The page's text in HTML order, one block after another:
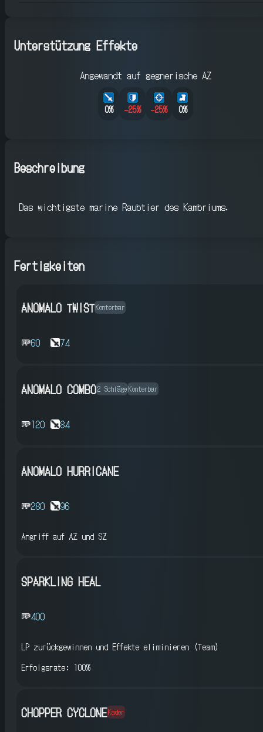
Unterstützung Effekte
Angewandt auf gegnerische AZ
0% -25% -25% 0%
Beschreibung
Das wichtigste marine Raubtier des Kambriums.
Fertigkeiten
ANOMALO TWISTKonterbar
60 74
ANOMALO COMBO2 Schläge Konterbar
120 84
ANOMALO HURRICANE
280 96
Angriff auf AZ und SZ
SPARKLING HEAL
400
LP zurückgewinnen und Effekte eliminieren (Team)
Erfolgsrate: 100%
CHOPPER CYCLONEKader